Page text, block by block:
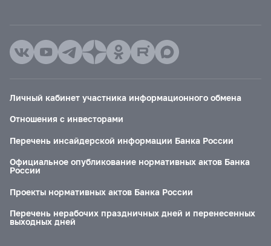
Личный кабинет участника информационного обмена
Отношения с инвесторами
Перечень инсайдерской информации Банка России
Официальное опубликование нормативных актов Банка
России
Проекты нормативных актов Банка России
Перечень нерабочих праздничных дней и перенесенных
выходных дней